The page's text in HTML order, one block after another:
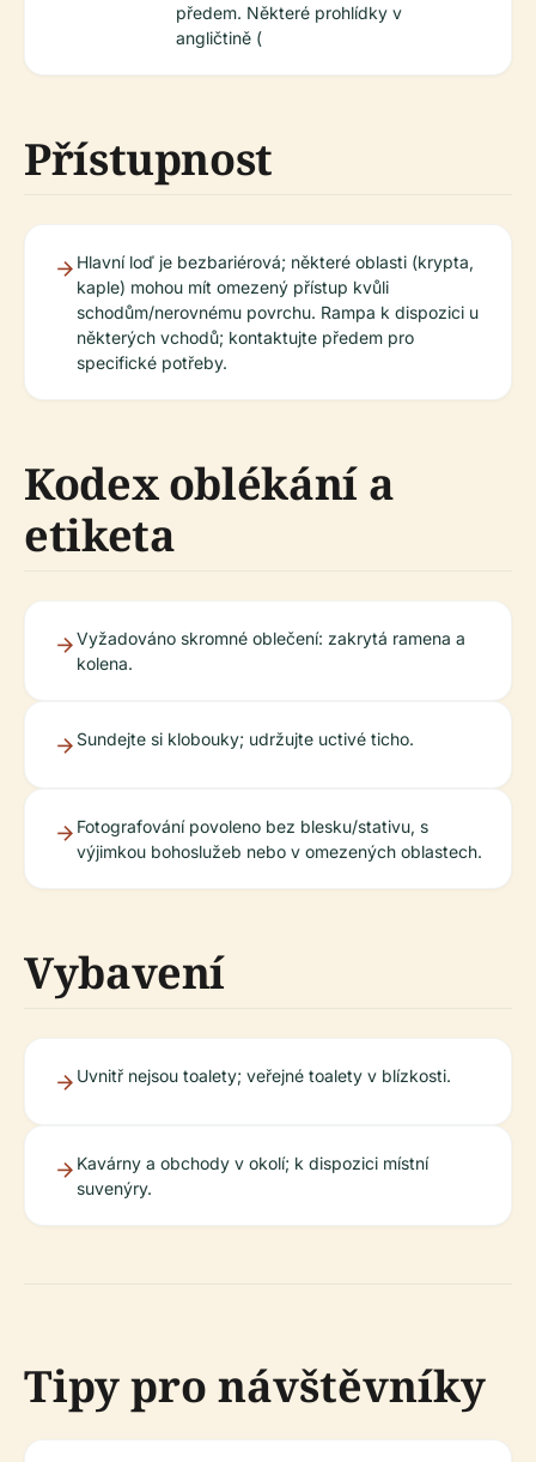
předem. Některé prohlídky v
angličtině (
Přístupnost
Hlavní loď je bezbariérová; některé oblasti (krypta,
kaple) mohou mít omezený přístup kvůli
schodům/nerovnému povrchu. Rampa k dispozici u
některých vchodů; kontaktujte předem pro
specifické potřeby.
Kodex oblékání a
etiketa
Vyžadováno skromné oblečení: zakrytá ramena a
kolena.
Sundejte si klobouky; udržujte uctivé ticho.
Fotografování povoleno bez blesku/stativu, s
výjimkou bohoslužeb nebo v omezených oblastech.
Vybavení
Uvnitř nejsou toalety; veřejné toalety v blízkosti.
Kavárny a obchody v okolí; k dispozici místní
suvenýry.
Tipy pro návštěvníky